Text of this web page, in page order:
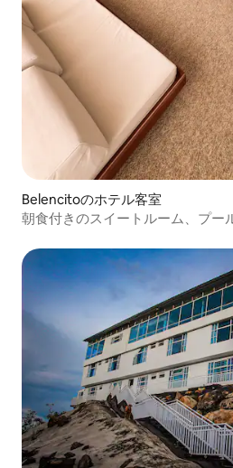
Belencitoのホテル客室
朝食付きのスイートルーム、プー